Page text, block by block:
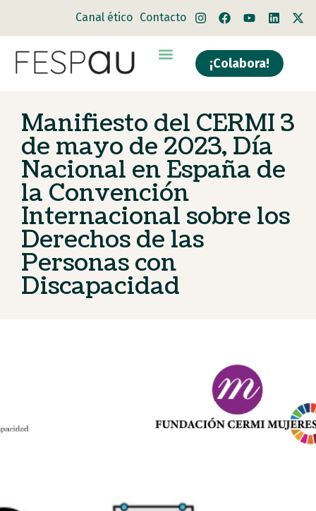
Canal ético Contacto
¡Colabora!
Manifiesto del CERMI 3
de mayo de 2023, Día
Nacional en España de
la Convención
Internacional sobre los
Derechos de las
Personas con
Discapacidad